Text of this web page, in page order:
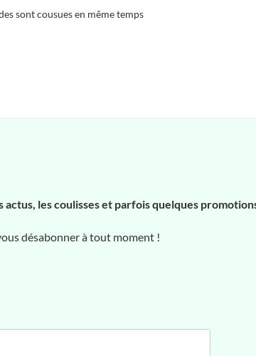
sont cousues en même temps
actus, les coulisses et parfois quelques
désabonner à tout moment !